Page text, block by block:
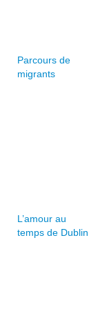
Parcours de
migrants
L’amour au
temps de Dublin